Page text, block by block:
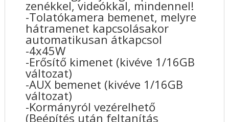
zenékkel, videókkal, mindennel!
-Tolatókamera bemenet, melyre
hátramenet kapcsolásakor
automatikusan átkapcsol
-4x45W
-Erősítő kimenet (kivéve 1/16GB
változat)
-AUX bemenet (kivéve 1/16GB
változat)
-Kormányról vezérelhető
(Beépítés után feltanítás